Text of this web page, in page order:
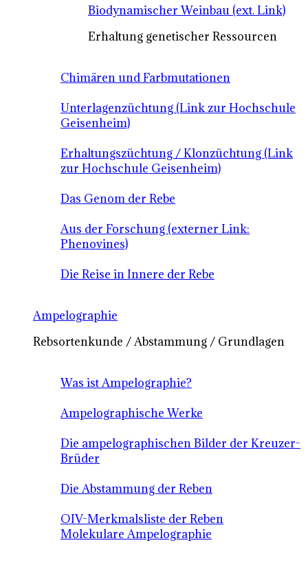
Biodynamischer Weinbau (ext. Link)
Erhaltung genetischer Ressourcen
Chimären und Farbmutationen
Unterlagenzüchtung (Link zur Hochschule
Geisenheim)
Erhaltungszüchtung / Klonzüchtung (Link
zur Hochschule Geisenheim)
Das Genom der Rebe
Aus der Forschung (externer Link:
Phenovines)
Die Reise in Innere der Rebe
Ampelographie
Rebsortenkunde / Abstammung / Grundlagen
Was ist Ampelographie?
Ampelographische Werke
Die ampelographischen Bilder der Kreuzer-
Brüder
Die Abstammung der Reben
OIV-Merkmalsliste der Reben
Molekulare Ampelographie